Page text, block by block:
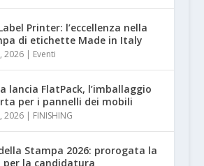
Printer: l’eccellenza nella
di etichette Made in Italy
2026| Eventi
lancia FlatPack, l’imballaggio
per i pannelli dei mobili
2026| FINISHING
Stampa 2026: prorogata la
per la candidatura